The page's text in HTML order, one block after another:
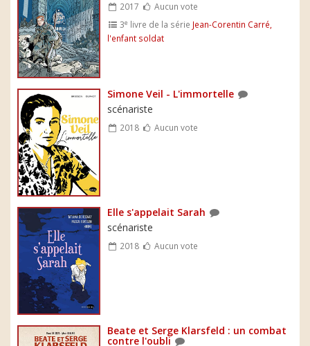
2017
Aucun vote
3e livre de la série Jean-Corentin Carré,
l'enfant soldat
Simone Veil - L'immortelle
scénariste
2018 Aucun vote
Elle s'appelait Sarah
scénariste
2018 Aucun vote
Beate et Serge Klarsfeld : un combat
contre l'oubli